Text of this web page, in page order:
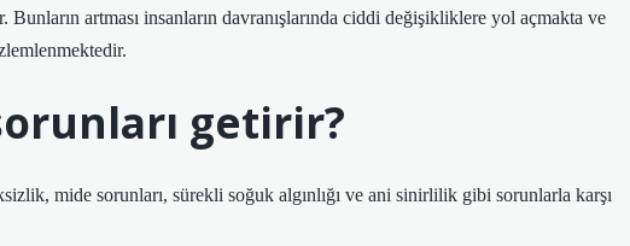
artması insanların davranışlarında ciddi değişikliklere yol açmakta ve
getirir?
mide sorunları, sürekli soğuk algınlığı ve ani sinirlilik gibi sorunlarla karşı